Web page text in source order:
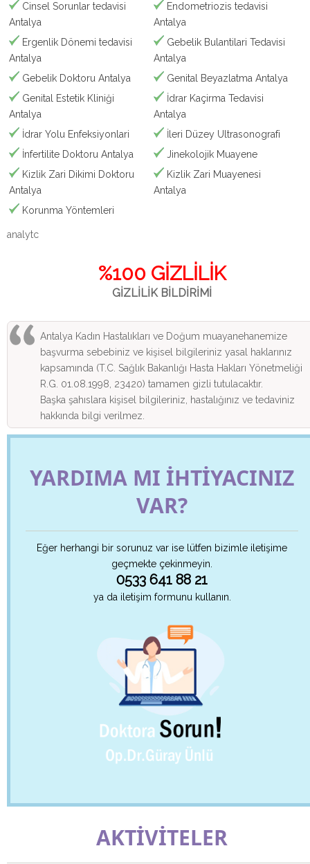
Cinsel Sorunlar tedavisi
Antalya
Endometriozis tedavisi
Antalya
Ergenlik Dönemi tedavisi
Antalya
Gebelik Bulantilari Tedavisi
Antalya
Gebelik Doktoru Antalya
Genital Beyazlatma Antalya
Genital Estetik Kliniği
Antalya
İdrar Kaçirma Tedavisi
Antalya
İdrar Yolu Enfeksiyonlari
İleri Düzey Ultrasonografi
İnfertilite Doktoru Antalya
Jinekolojik Muayene
Kizlik Zari Dikimi Doktoru
Antalya
Kizlik Zari Muayenesi
Antalya
Korunma Yöntemleri
analytc
%100 GİZLİLİK
GİZLİLİK BİLDİRİMİ
Antalya Kadın Hastalıkları ve Doğum muayanehanemize
başvurma sebebiniz ve kişisel bilgileriniz yasal haklarınız
kapsamında (T.C. Sağlık Bakanlığı Hasta Hakları Yönetmeliği
R.G. 01.08.1998, 23420) tamamen gizli tutulacaktır.
Başka şahıslara kişisel bilgileriniz, hastalığınız ve tedaviniz
hakkında bilgi verilmez.
YARDIMA MI İHTİYACINIZ
VAR?
Eğer herhangi bir sorunuz var ise lütfen bizimle iletişime
geçmekte çekinmeyin.
0533 641 88 21
ya da iletişim formunu kullanın.
AKTİVİTELER